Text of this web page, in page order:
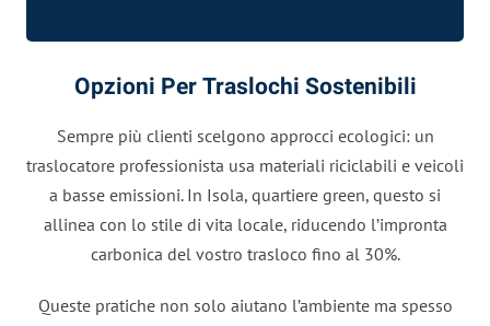
Opzioni Per Traslochi Sostenibili
Sempre più clienti scelgono approcci ecologici: un
traslocatore professionista usa materiali riciclabili e veicoli
a basse emissioni. In Isola, quartiere green, questo si
allinea con lo stile di vita locale, riducendo l’impronta
carbonica del vostro trasloco fino al 30%.
Queste pratiche non solo aiutano l’ambiente ma spesso